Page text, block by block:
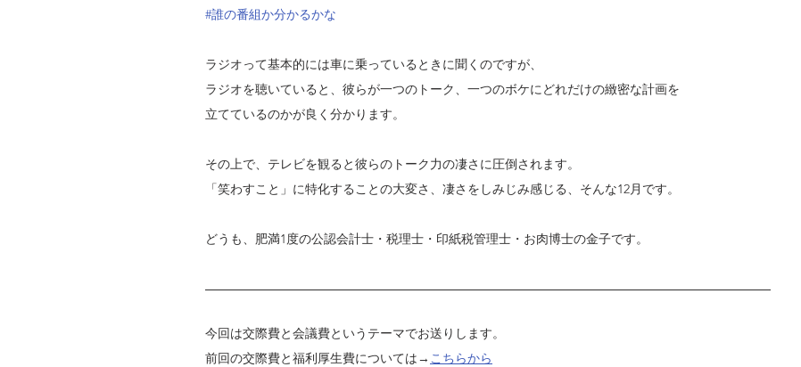
#誰の番組か分かるかな
ラジオって基本的には車に乗っているときに聞くのですが、
ラジオを聴いていると、彼らが一つのトーク、一つのボケにどれだけの緻密な計画を
立てているのかが良く分かります。
その上で、テレビを観ると彼らのトーク力の凄さに圧倒されます。
「笑わすこと」に特化することの大変さ、凄さをしみじみ感じる、そんな12月です。
どうも、肥満1度の公認会計士・税理士・印紙税管理士・お肉博士の金子です。
今回は交際費と会議費というテーマでお送りします。
前回の交際費と福利厚生費については→ こちらから